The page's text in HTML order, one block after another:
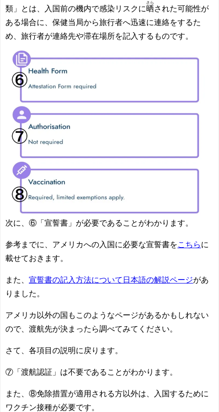
類」とは、入国前の機内で感染リスクに晒
さら
された可能性が
ある場合に、保健当局から旅行者へ迅速に連絡をするた
め、旅行者が連絡先や滞在場所を記入するものです。
次に、 ⑥「宣誓書」が必要であることがわかります。
参考までに、アメリカへの入国に必要な宣誓書を こちらに
載せておきます。
また、 宣誓書の記入方法について日本語の解説ページがあ
りました。
アメリカ以外の国もこのようなページがあるかもしれない
ので、渡航先が決まったら調べてみてください。
さて、各項目の説明に戻ります。
⑦「渡航認証」は不要であることがわかります。
また、 ⑧免除措置が適用される方以外は、入国するために
ワクチン接種が必要です。